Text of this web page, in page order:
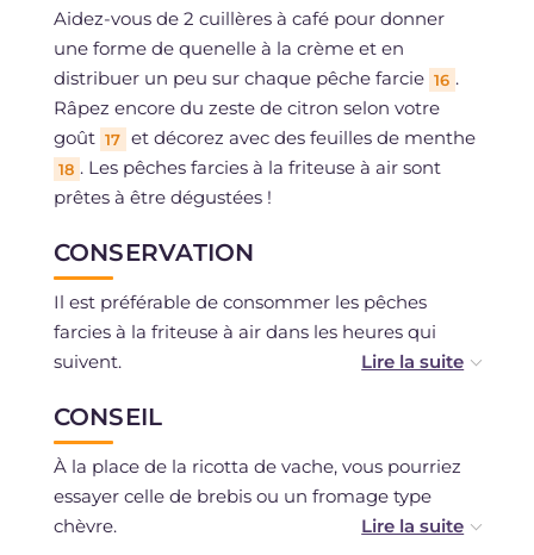
Aidez-vous de 2 cuillères à café pour donner
une forme de quenelle à la crème et en
distribuer un peu sur chaque pêche farcie 16 .
Râpez encore du zeste de citron selon votre
goût 17 et décorez avec des feuilles de menthe
18 . Les pêches farcies à la friteuse à air sont
prêtes à être dégustées !
CONSERVATION
Il est préférable de consommer les pêches
farcies à la friteuse à air dans les heures qui
suivent.
Il est déconseillé de les congeler.
CONSEIL
À la place de la ricotta de vache, vous pourriez
essayer celle de brebis ou un fromage type
chèvre.